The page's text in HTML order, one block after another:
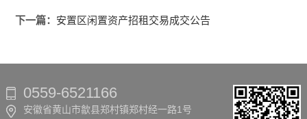
下一篇： 安置区闲置资产招租交易成交公告
0559-6521166
安徽省黄山市歙县郑村镇郑村经一路1号